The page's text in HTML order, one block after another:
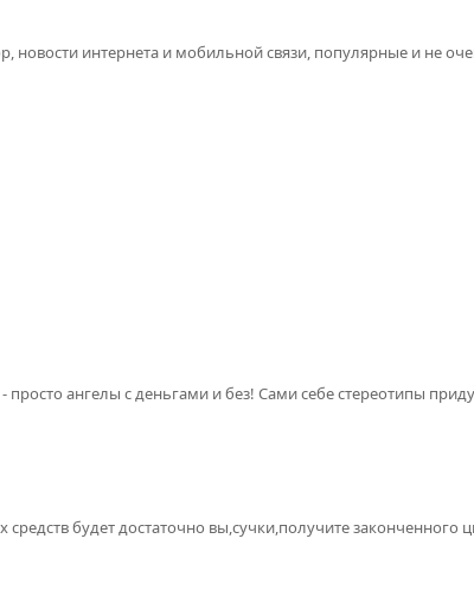
новости интернета и мобильной связи, популярные и не
ангелы с деньгами и без! Сами себе стереотипы
будет достаточно вы,сучки,получите законченного